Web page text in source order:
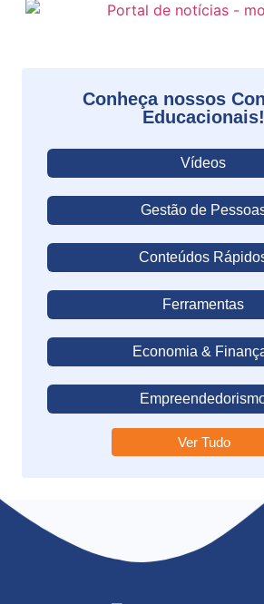
Conheça nossos
Educacionais!
Vídeos
Gestão de
Conteúdos
Ferramentas
Economia &
Ver Tudo